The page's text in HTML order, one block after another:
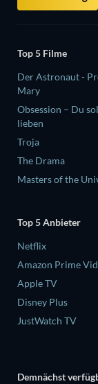
Top 5 Filme
Der Astronaut -
Mary
Obsession – Du
lieben
Troja
The Drama
Masters of the
Top 5 Anbieter
Netflix
Amazon Prime
Apple TV
Disney Plus
JustWatch TV
Demnächst